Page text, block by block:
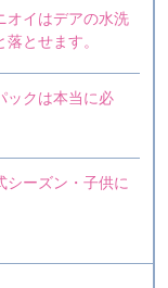
オイはデアの水洗
とせます。
ックは本当に必
シーズン・子供に